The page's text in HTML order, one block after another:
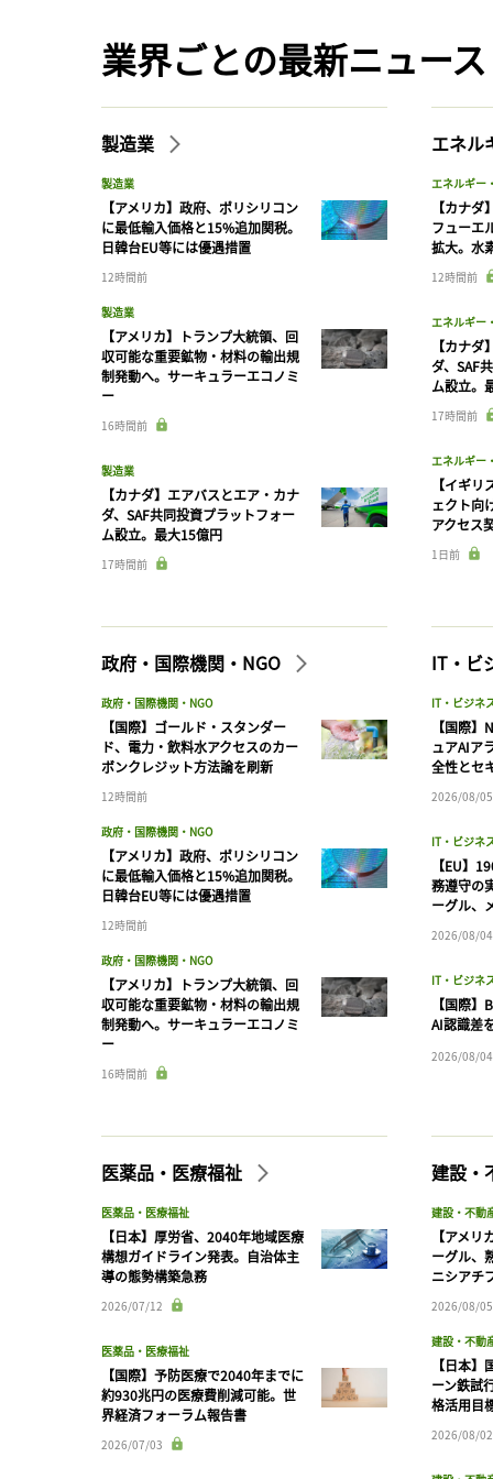
業界ごとの最新ニュース
製造業
製造業
【アメリカ】政府、ポリシリコン
に最低輸入価格と15%追加関税。
日韓台EU等には優遇措置
12時間前
製造業
【アメリカ】トランプ大統領、回
収可能な重要鉱物・材料の輸出規
制発動へ。サーキュラーエコノミ
ー
16時間前
製造業
【カナダ】エアバスとエア・カナ
ダ、SAF共同投資プラットフォー
ム設立。最大15億円
17時間前
エネル
エネルギー
【カナ
フューエ
拡大。水
12時間前
エネルギー
【カナ
ダ、SAF
ム設立。
17時間前
エネルギー
【イギ
ェクト向
アクセス
1日前
政府・国際機関・NGO
政府・国際機関・NGO
【国際】ゴールド・スタンダー
ド、電力・飲料水アクセスのカー
ボンクレジット方法論を刷新
12時間前
政府・国際機関・NGO
【アメリカ】政府、ポリシリコン
に最低輸入価格と15%追加関税。
日韓台EU等には優遇措置
12時間前
政府・国際機関・NGO
【アメリカ】トランプ大統領、回
収可能な重要鉱物・材料の輸出規
制発動へ。サーキュラーエコノミ
ー
16時間前
IT・ビ
IT・ビジネ
【国際
ュアAIア
全性とセ
2026/08/05
IT・ビジネ
【EU】
務遵守の
ーグル、
2026/08/04
IT・ビジネ
【国際
AI認識差
2026/08/04
医薬品・医療福祉
医薬品・医療福祉
【日本】厚労省、2040年地域医療
構想ガイドライン発表。自治体主
導の態勢構築急務
2026/07/12
医薬品・医療福祉
【国際】予防医療で2040年までに
約930兆円の医療費削減可能。世
界経済フォーラム報告書
2026/07/03
建設・
建設・不動
【アメ
ーグル、
ニシアチ
2026/08/05
建設・不動
【日本
ーン鉄試
格活用目
2026/08/02